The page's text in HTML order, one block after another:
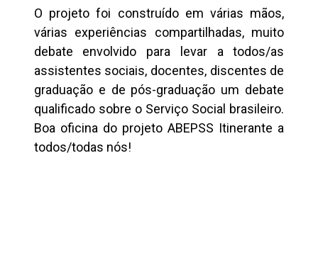
O projeto foi construído em várias mãos,
várias experiências compartilhadas, muito
debate envolvido para levar a todos/as
assistentes sociais, docentes, discentes de
graduação e de pós-graduação um debate
qualificado sobre o Serviço Social brasileiro.
Boa oficina do projeto ABEPSS Itinerante a
todos/todas nós!